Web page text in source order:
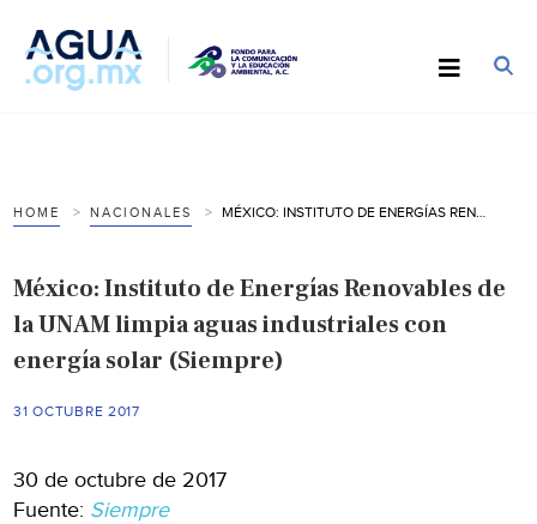
HOME NACIONALES
México: Instituto de Energías Renovables de
la UNAM limpia aguas industriales con
energía solar (Siempre)
31 OCTUBRE 2017
30 de octubre de 2017
Fuente: Siempre